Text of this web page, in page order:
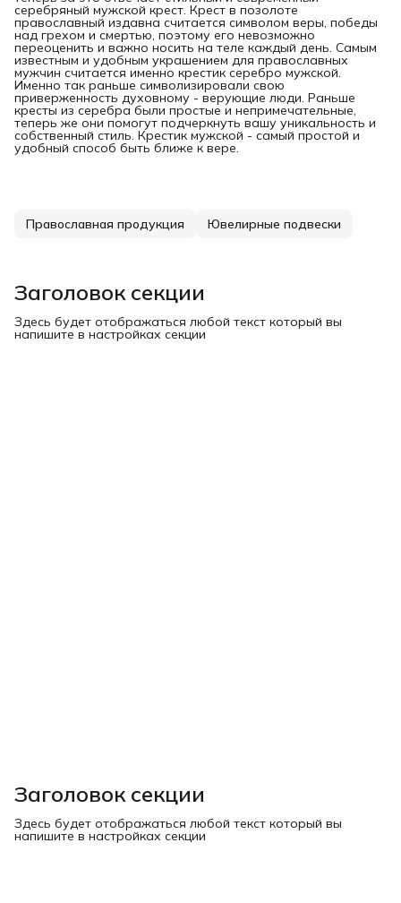
серебряный мужской крест. Крест в позолоте
православный издавна считается символом веры, победы
над грехом и смертью, поэтому его невозможно
переоценить и важно носить на теле каждый день. Самым
известным и удобным украшением для православных
мужчин считается именно крестик серебро мужской.
Именно так раньше символизировали свою
приверженность духовному - верующие люди. Раньше
кресты из серебра были простые и непримечательные,
теперь же они помогут подчеркнуть вашу уникальность и
собственный стиль. Крестик мужской - самый простой и
удобный способ быть ближе к вере.
Православная продукция Ювелирные подвески
Заголовок секции
Здесь будет отображаться любой текст который вы
напишите в настройках секции
Заголовок секции
Здесь будет отображаться любой текст который вы
напишите в настройках секции